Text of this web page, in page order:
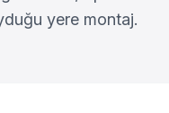
yere montaj.